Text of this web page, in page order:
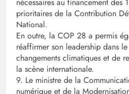
prioritaires de la Contribution
National.
En outre, la COP 28 a permis
réaffirmer son leadership dans
changements climatiques et de
la scène internationale.
9. Le ministre de la
numérique et de la